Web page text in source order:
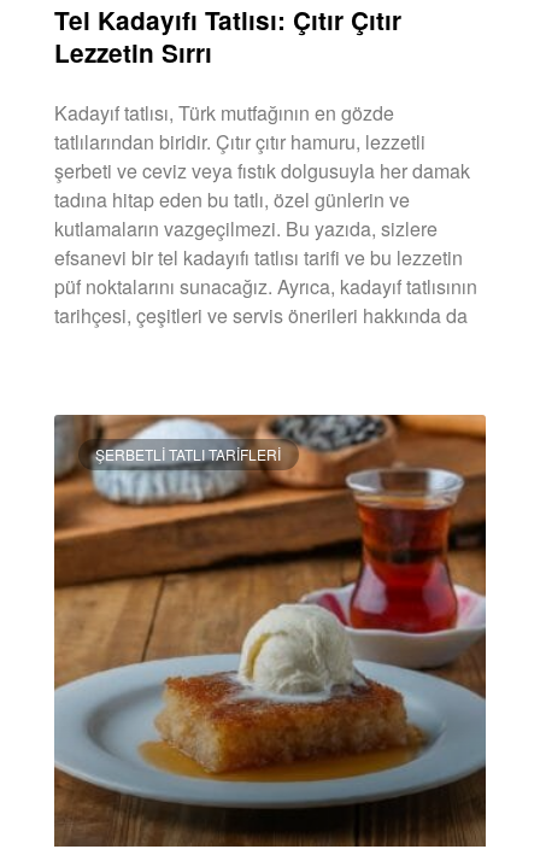
Tel Kadayıfı Tatlısı: Çıtır Çıtır
Lezzetin Sırrı
Kadayıf tatlısı, Türk mutfağının en gözde
tatlılarından biridir. Çıtır çıtır hamuru, lezzetli
şerbeti ve ceviz veya fıstık dolgusuyla her damak
tadına hitap eden bu tatlı, özel günlerin ve
kutlamaların vazgeçilmezi. Bu yazıda, sizlere
efsanevi bir tel kadayıfı tatlısı tarifi ve bu lezzetin
püf noktalarını sunacağız. Ayrıca, kadayıf tatlısının
tarihçesi, çeşitleri ve servis önerileri hakkında da
ŞERBETLI TATLI TARIFLERI